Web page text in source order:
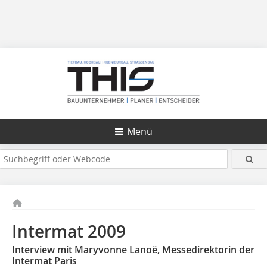
Menü
Intermat 2009
Interview mit Maryvonne Lanoë, Messedirektorin der
Intermat Paris